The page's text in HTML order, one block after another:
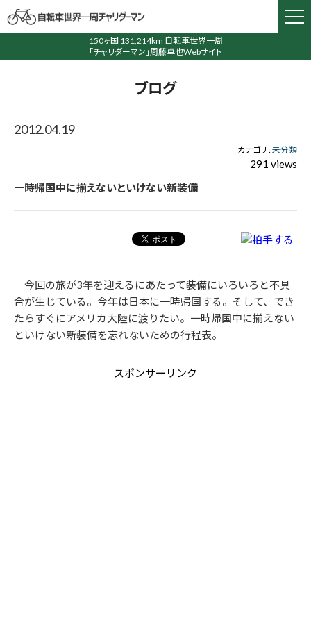
150ヶ国 131,214km 自転車世界一周
「チャリダーマン」周藤卓也Webサイト
ブログ
2012.04.19
カテゴリ :未分類
291 views
一時帰国中に揃えないといけない新装備
今回の旅が3年を迎えるにあたって装備にいろいろと不具
合が生じている。今年は日本に一時帰国する。そして、でき
たらすぐにアメリカ大陸に渡りたい。一時帰国中に揃えない
といけない新装備を忘れないための行程表。
スポンサーリンク